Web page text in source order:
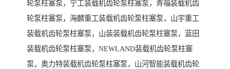
轮泵柱塞泵，宁工装载机齿轮泵柱塞泵，青福装载机齿
轮泵柱塞泵，海麟重工装载机齿轮泵柱塞泵，山宇重工
装载机齿轮泵柱塞泵，山装装载机齿轮泵柱塞泵，蓝田
装载机齿轮泵柱塞泵，NEWLAND装载机齿轮泵柱塞
泵，奥力特装载机齿轮泵柱塞泵，山河智能装载机齿轮